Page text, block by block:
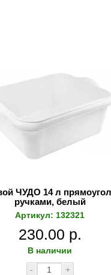
ЧУДО 14 л
ручками, белый
Артикул: 132321
230.00 р.
В наличии
-
+